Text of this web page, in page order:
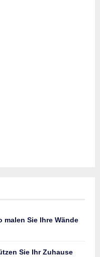
Sie Ihre Wände
Sie Ihr Zuhause